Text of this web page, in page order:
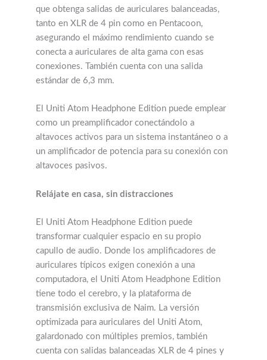
que obtenga salidas de auriculares balanceadas,
tanto en XLR de 4 pin como en Pentacoon,
asegurando el máximo rendimiento cuando se
conecta a auriculares de alta gama con esas
conexiones. También cuenta con una salida
estándar de 6,3 mm.
El Uniti Atom Headphone Edition puede emplear
como un preamplificador conectándolo a
altavoces activos para un sistema instantáneo o a
un amplificador de potencia para su conexión con
altavoces pasivos.
Relájate en casa, sin distracciones
El Uniti Atom Headphone Edition puede
transformar cualquier espacio en su propio
capullo de audio. Donde los amplificadores de
auriculares típicos exigen conexión a una
computadora, el Uniti Atom Headphone Edition
tiene todo el cerebro, y la plataforma de
transmisión exclusiva de Naim. La versión
optimizada para auriculares del Uniti Atom,
galardonado con múltiples premios, también
cuenta con salidas balanceadas XLR de 4 pines y